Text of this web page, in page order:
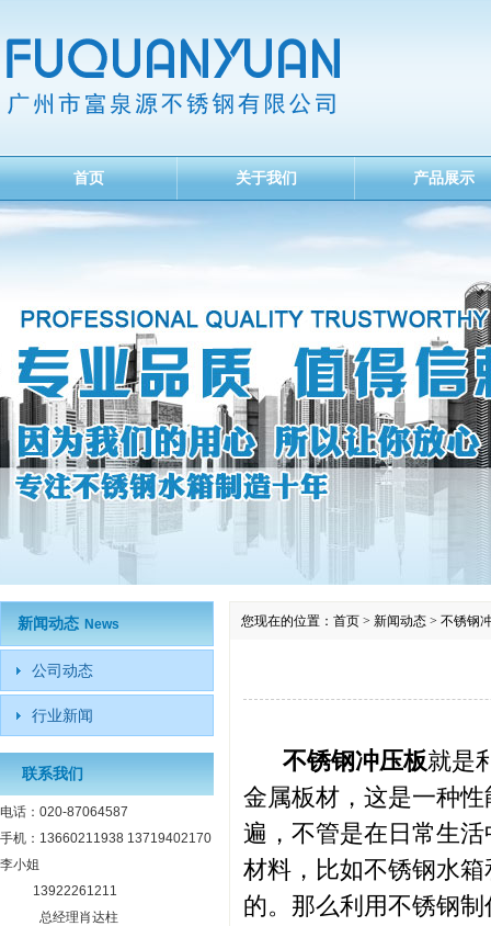
首页 关于我们 产品展示
您现在的位置： 首页 > 新闻动态 > 不锈钢
不锈钢冲压板就是
金属板材，这是一种
遍，不管是在日常生
材料，比如不锈钢水
的。那么利用不锈钢
新闻动态 News
公司动态
行业新闻
联系我们
电话：020-87064587
手机：13660211938 13719402170
李小姐
13922261211
总经理肖达柱